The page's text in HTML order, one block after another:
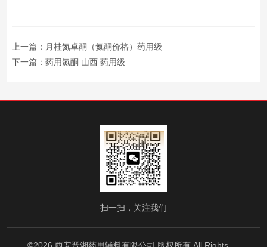
上一篇： 月桂氮卓酮（氮酮价格）药用级
下一篇： 药用氮酮 山西 药用级
扫一扫，关注我们
©2026 西安晋湘药用辅料有限公司 版权所有 All Rights